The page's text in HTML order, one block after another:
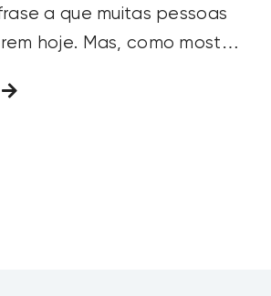
a que muitas pessoas
hoje. Mas, como mostra
se você é um